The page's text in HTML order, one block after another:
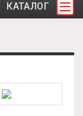
КАТАЛОГ